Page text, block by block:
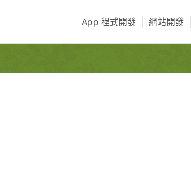
App 程式開發 網站開發